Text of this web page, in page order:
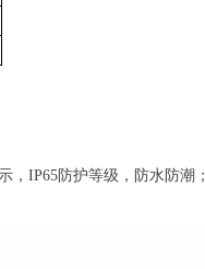
，IP65防护等级，防水防潮；